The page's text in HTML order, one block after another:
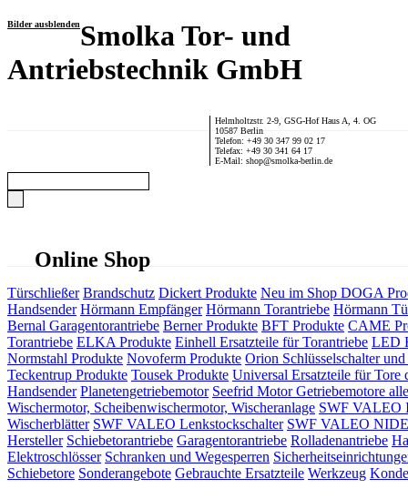
Bilder ausblendenSmolka Tor- und
Antriebstechnik GmbH
Helmholtzstr. 2-9, GSG-Hof Haus A, 4. OG
10587 Berlin
Telefon: +49 30 347 99 02 17
Telefax: +49 30 341 64 17
E-Mail: shop@smolka-berlin.de
Online Shop
Türschließer Brandschutz Dickert Produkte Neu im Shop DOGA
Handsender Hörmann Empfänger Hörmann Torantriebe Hörmann
Bernal Garagentorantriebe Berner Produkte BFT Produkte CAME
Torantriebe ELKA Produkte Einhell Ersatzteile für Torantriebe LED
Normstahl Produkte Novoferm Produkte Orion Schlüsselschalter und
Teckentrup Produkte Tousek Produkte Universal Ersatzteile für Tore
Handsender Planetengetriebemotor Seefrid Motor Getriebemotore
Wischermotor, Scheibenwischermotor, Wischeranlage SWF VALEO
Wischerblätter SWF VALEO Lenkstockschalter SWF VALEO
Hersteller Schiebetorantriebe Garagentorantriebe Rolladenantriebe
Elektroschlösser Schranken und Wegesperren
Schiebetore Sonderangebote Gebrauchte Ersatzteile Werkzeug